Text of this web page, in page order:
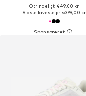
Oprindeligt: 449,00 kr
Sidste laveste pris:399,00 kr